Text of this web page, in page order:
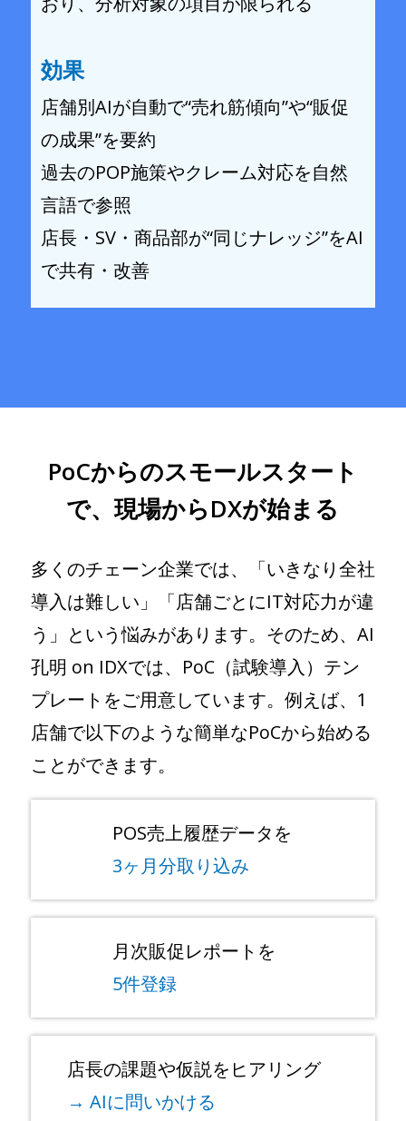
効果
店舗別AIが自動で“売れ筋傾向”や“販促
の成果”を要約
過去のPOP施策やクレーム対応を自然
言語で参照
店長・SV・商品部が“同じナレッジ”をAI
で共有・改善
PoCからのスモールスタート
で、現場からDXが始まる
多くのチェーン企業では、「いきなり全社
導入は難しい」「店舗ごとにIT対応力が違
う」という悩みがあります。そのため、AI
孔明 on IDXでは、PoC（試験導入）テン
プレートをご用意しています。例えば、1
店舗で以下のような簡単なPoCから始める
ことができます。
POS売上履歴データを
3ヶ月分取り込み
月次販促レポートを
5件登録
店長の課題や仮説をヒアリング
→ AIに問いかける